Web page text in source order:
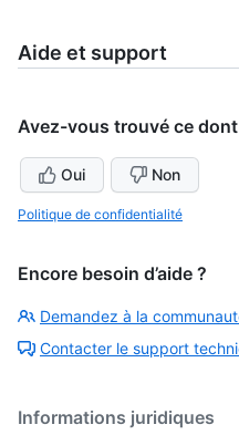
Aide et support
Avez-vous trouvé ce
Oui Non
Politique de confidentialité
Encore besoin d’aide ?
Demandez à la
Contacter le support
Informations juridiques